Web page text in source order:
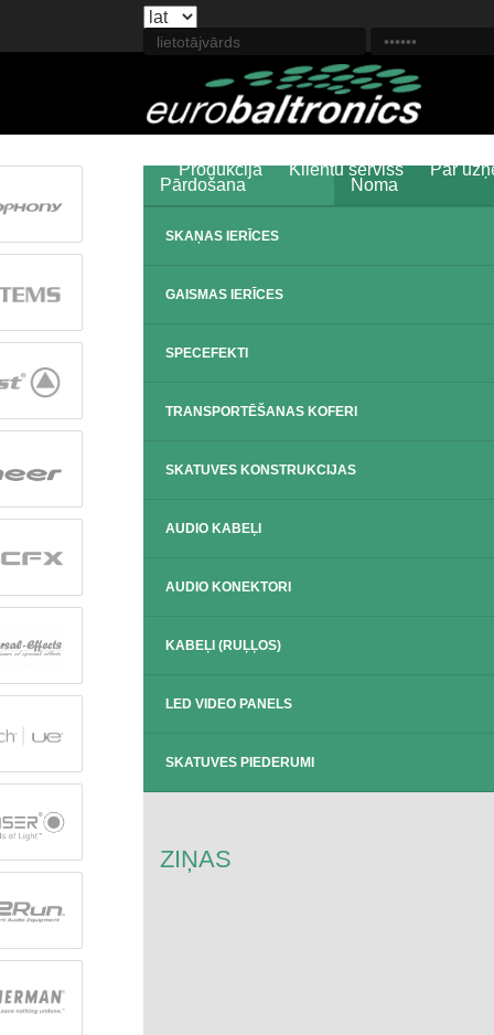
Produkcija Klientu serviss
Par
Pārdošana
Noma
SKAŅAS IERĪCES
GAISMAS IERĪCES
SPECEFEKTI
TRANSPORTĒŠANAS KOFERI
SKATUVES KONSTRUKCIJAS
AUDIO KABEĻI
AUDIO KONEKTORI
KABEĻI (RUĻĻOS)
LED VIDEO PANELS
SKATUVES PIEDERUMI
ZIŅAS